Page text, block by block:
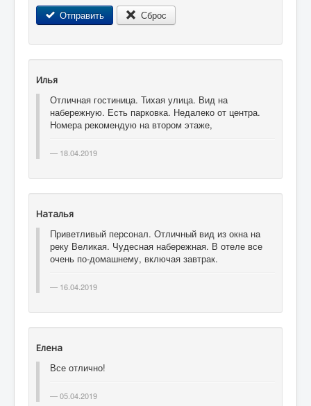
Отправить Сброс
Илья
Отличная гостиница. Тихая улица. Вид на
набережную. Есть парковка. Недалеко от центра.
Номера рекомендую на втором этаже,
18.04.2019
Наталья
Приветливый персонал. Отличный вид из окна на
реку Великая. Чудесная набережная. В отеле все
очень по-домашнему, включая завтрак.
16.04.2019
Елена
Все отлично!
05.04.2019